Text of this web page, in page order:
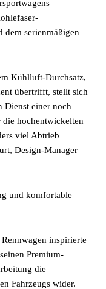
–
dem serienmäßigen
Kühlluft-Durchsatz,
übertrifft, stellt sich
Dienst einer noch
die hochentwickelten
viel Abtrieb
Design-Manager
und komfortable
inspirierte
Premium-
die
Fahrzeugs wider.